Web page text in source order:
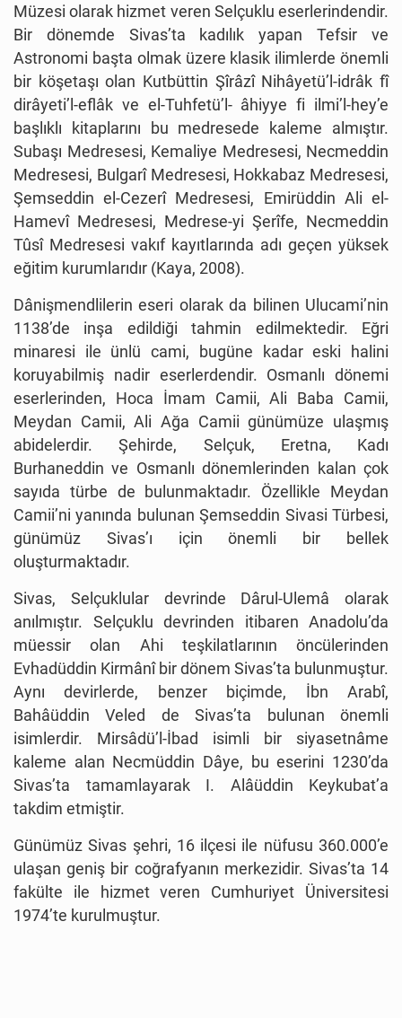
Müzesi olarak hizmet veren Selçuklu eserlerindendir.
Bir dönemde Sivas’ta kadılık yapan Tefsir ve
Astronomi başta olmak üzere klasik ilimlerde önemli
bir köşetaşı olan Kutbüttin Şîrâzî Nihâyetü’l-idrâk fî
dirâyeti’l-eflâk ve el-Tuhfetü’l- âhiyye fi ilmi’l-hey’e
başlıklı kitaplarını bu medresede kaleme almıştır.
Subaşı Medresesi, Kemaliye Medresesi, Necmeddin
Medresesi, Bulgarî Medresesi, Hokkabaz Medresesi,
Şemseddin el-Cezerî Medresesi, Emirüddin Ali el-
Hamevî Medresesi, Medrese-yi Şerîfe, Necmeddin
Tûsî Medresesi vakıf kayıtlarında adı geçen yüksek
eğitim kurumlarıdır (Kaya, 2008).
Dânişmendlilerin eseri olarak da bilinen Ulucami’nin
1138’de inşa edildiği tahmin edilmektedir. Eğri
minaresi ile ünlü cami, bugüne kadar eski halini
koruyabilmiş nadir eserlerdendir. Osmanlı dönemi
eserlerinden, Hoca İmam Camii, Ali Baba Camii,
Meydan Camii, Ali Ağa Camii günümüze ulaşmış
abidelerdir. Şehirde, Selçuk, Eretna, Kadı
Burhaneddin ve Osmanlı dönemlerinden kalan çok
sayıda türbe de bulunmaktadır. Özellikle Meydan
Camii’ni yanında bulunan Şemseddin Sivasi Türbesi,
günümüz Sivas’ı için önemli bir bellek
oluşturmaktadır.
Sivas, Selçuklular devrinde Dârul-Ulemâ olarak
anılmıştır. Selçuklu devrinden itibaren Anadolu’da
müessir olan Ahi teşkilatlarının öncülerinden
Evhadüddin Kirmânî bir dönem Sivas’ta bulunmuştur.
Aynı devirlerde, benzer biçimde, İbn Arabî,
Bahâüddin Veled de Sivas’ta bulunan önemli
isimlerdir. Mirsâdü’l-İbad isimli bir siyasetnâme
kaleme alan Necmüddin Dâye, bu eserini 1230’da
Sivas’ta tamamlayarak I. Alâüddin Keykubat’a
takdim etmiştir.
Günümüz Sivas şehri, 16 ilçesi ile nüfusu 360.000’e
ulaşan geniş bir coğrafyanın merkezidir. Sivas’ta 14
fakülte ile hizmet veren Cumhuriyet Üniversitesi
1974’te kurulmuştur.